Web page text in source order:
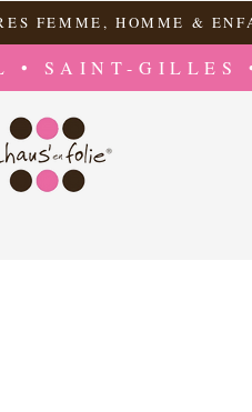
FEMME, HOMME &
• SAINT-GILLES